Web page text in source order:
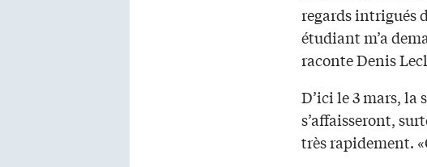
regards intrigués
étudiant m’a
raconte Denis
D’ici le 3 mars,
s’affaisseront,
très rapidement.